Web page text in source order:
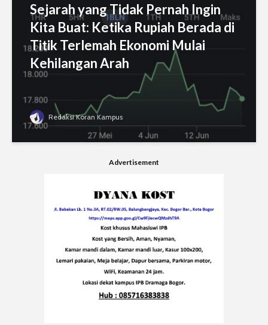
Sejarah yang Tidak Pernah Ingin
Kita Buat: Ketika Rupiah Berada di
Titik Terlemah Ekonomi Mulai
Kehilangan Arah
Redaksi Koran Kampus
Advertisement